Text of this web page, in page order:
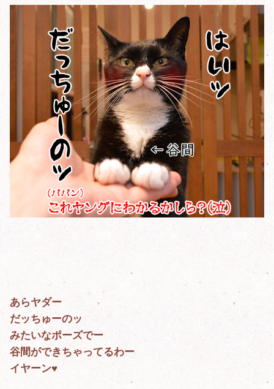
あらヤダー
だッちゅーのッ
みたいなポーズでー
谷間ができちゃってるわー
イヤーン♥